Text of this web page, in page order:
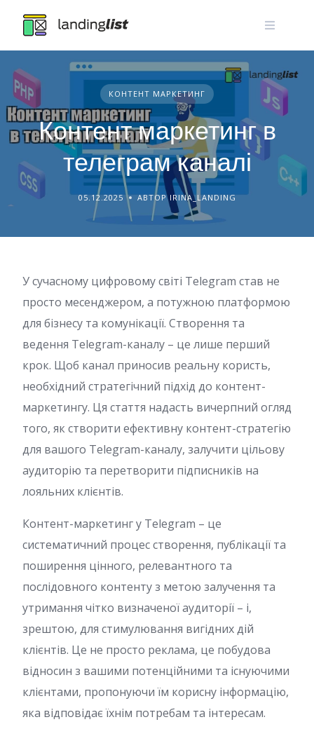
content
КОНТЕНТ МАРКЕТИНГ
Контент маркетинг в
телеграм каналі
05.12.2025 АВТОР IRINA_LANDING
У сучасному цифровому світі Telegram став не
просто месенджером, а потужною платформою
для бізнесу та комунікації. Створення та
ведення Telegram-каналу – це лише перший
крок. Щоб канал приносив реальну користь,
необхідний стратегічний підхід до контент-
маркетингу. Ця стаття надасть вичерпний огляд
того, як створити ефективну контент-стратегію
для вашого Telegram-каналу, залучити цільову
аудиторію та перетворити підписників на
лояльних клієнтів.
Контент-маркетинг у Telegram – це
систематичний процес створення, публікації та
поширення цінного, релевантного та
послідовного контенту з метою залучення та
утримання чітко визначеної аудиторії – і,
зрештою, для стимулювання вигідних дій
клієнтів. Це не просто реклама, це побудова
відносин з вашими потенційними та існуючими
клієнтами, пропонуючи їм корисну інформацію,
яка відповідає їхнім потребам та інтересам.